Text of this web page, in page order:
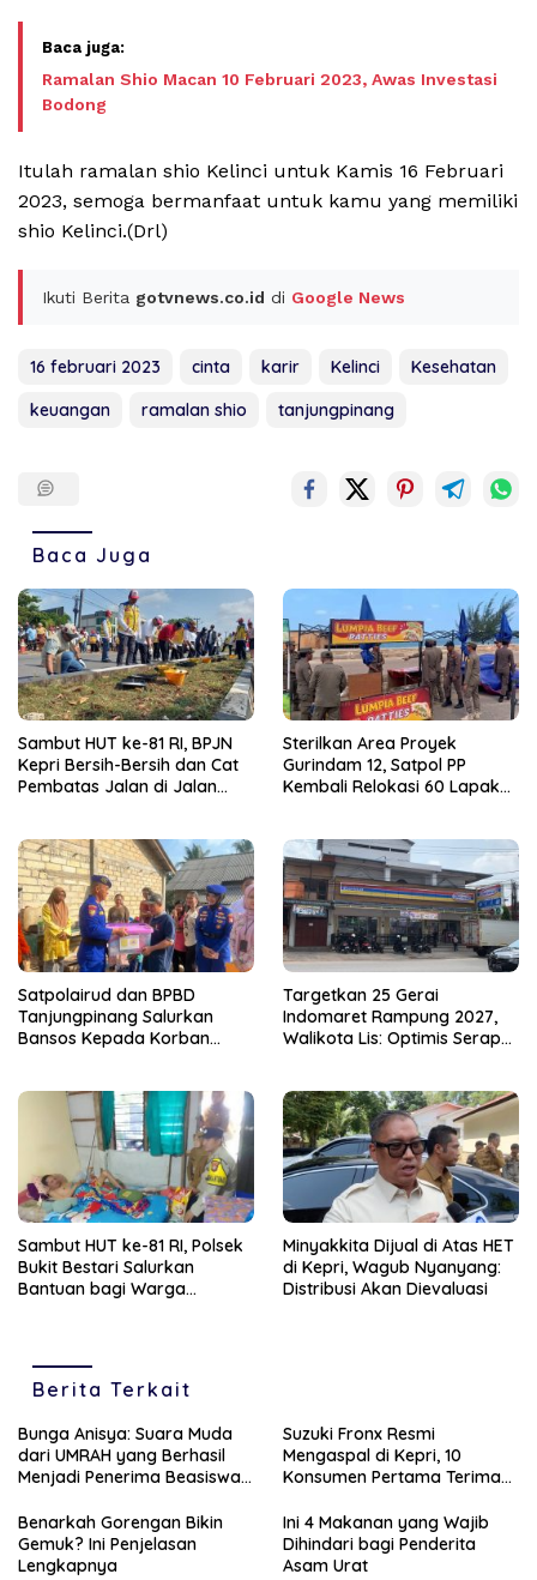
Ramalan Shio Macan 10 Februari 2023, Awas Investasi
Bodong
Itulah ramalan shio Kelinci untuk Kamis 16 Februari
2023, semoga bermanfaat untuk kamu yang memiliki
shio Kelinci.(Drl)
Ikuti Berita gotvnews.co.id di Google News
16 februari 2023 cinta karir Kelinci
Kesehatan
keuangan
ramalan shio tanjungpinang
Baca Juga
Sambut HUT ke-81 RI, BPJN
Kepri Bersih-Bersih dan Cat
Pembatas Jalan di Jalan
Sterilkan Area Proyek
Gurindam 12, Satpol PP
Kembali Relokasi 60 Lapak
Satpolairud dan BPBD
Tanjungpinang Salurkan
Bansos Kepada Korban
Targetkan 25 Gerai
Indomaret Rampung 2027,
Walikota Lis: Optimis Serap
Sambut HUT ke-81 RI, Polsek
Bukit Bestari Salurkan
Bantuan bagi Warga
Minyakkita Dijual di Atas HET
di Kepri, Wagub Nyanyang:
Distribusi Akan Dievaluasi
Berita Terkait
Bunga Anisya: Suara Muda
dari UMRAH yang Berhasil
Menjadi Penerima Beasiswa
Suzuki Fronx Resmi
Mengaspal di Kepri, 10
Konsumen Pertama Terima
Benarkah Gorengan Bikin
Gemuk? Ini Penjelasan
Lengkapnya
Ini 4 Makanan yang Wajib
Dihindari bagi Penderita
Asam Urat